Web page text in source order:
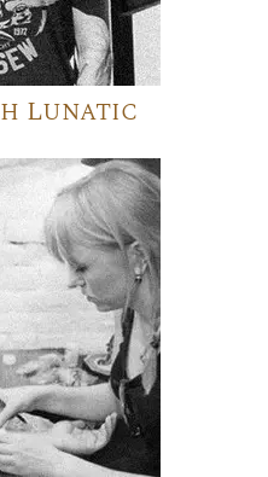
Lunatic